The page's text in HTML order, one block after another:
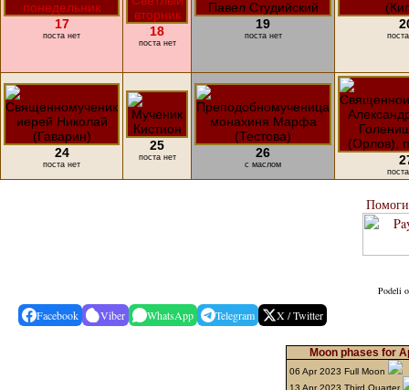
17
поста нет 18
поста нет
19
поста нет
24
поста нет
25
поста нет 26
с маслом
Podeli
Facebook Viber WhatsApp Telegram X / Twitter
Moon phases for
06 Apr 2023 Full Moon
13 Apr 2023 Third Quarter